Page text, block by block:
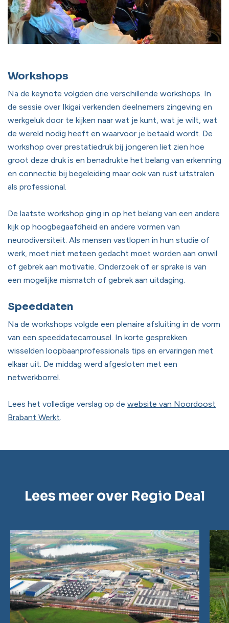
Workshops
Na de keynote volgden drie verschillende workshops. In
de sessie over Ikigai verkenden deelnemers zingeving en
werkgeluk door te kijken naar wat je kunt, wat je wilt, wat
de wereld nodig heeft en waarvoor je betaald wordt. De
workshop over prestatiedruk bij jongeren liet zien hoe
groot deze druk is en benadrukte het belang van erkenning
en connectie bij begeleiding maar ook van rust uitstralen
als professional.
De laatste workshop ging in op het belang van een andere
kijk op hoogbegaafdheid en andere vormen van
neurodiversiteit. Als mensen vastlopen in hun studie of
werk, moet niet meteen gedacht moet worden aan onwil
of gebrek aan motivatie. Onderzoek of er sprake is van
een mogelijke mismatch of gebrek aan uitdaging.
Speeddaten
Na de workshops volgde een plenaire afsluiting in de vorm
van een speeddatecarrousel. In korte gesprekken
wisselden loopbaanprofessionals tips en ervaringen met
elkaar uit. De middag werd afgesloten met een
netwerkborrel.
Lees het volledige verslag op de website van Noordoost
Brabant Werkt.
Lees meer over Regio Deal